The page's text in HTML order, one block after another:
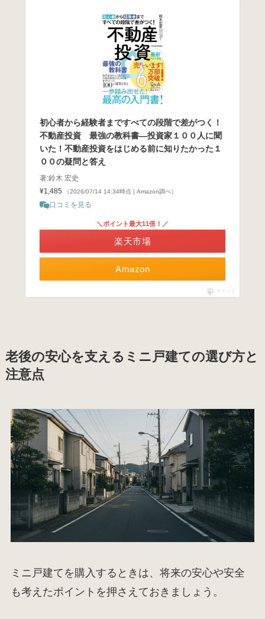
初心者から経験者まですべての段階で差がつく！
不動産投資 最強の教科書―投資家１００人に聞
いた！不動産投資をはじめる前に知りたかった１
００の疑問と答え
著:鈴木 宏史
¥1,485
（2026/07/14 14:34時点 | Amazon調べ）
口コミを見る
Amazon
＼ポイント最大11倍！／
楽天市場
ポチップ
老後の安心を支えるミニ戸建ての選び方と
注意点
ミニ戸建てを購入するときは、将来の安心や安全
も考えたポイントを押さえておきましょう。